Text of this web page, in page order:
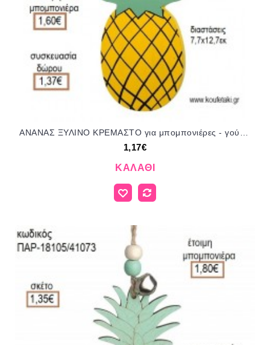
ΑΝΑΝΑΣ ΞΥΛΙΝΟ ΚΡΕΜΑΣΤΟ για μπομπονιέρες - γούρια ΠΑΡ-18Ε027/41064 1.17€!!!
1,17€
ΚΑΛΆΘΙ